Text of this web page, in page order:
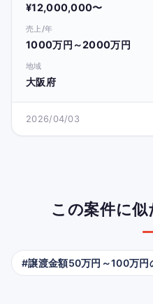
¥12,000,000〜
売上/年
1000万円～2000万円
地域
大阪府
2026/04/03
この案件に
#譲渡金額50万円～100万円